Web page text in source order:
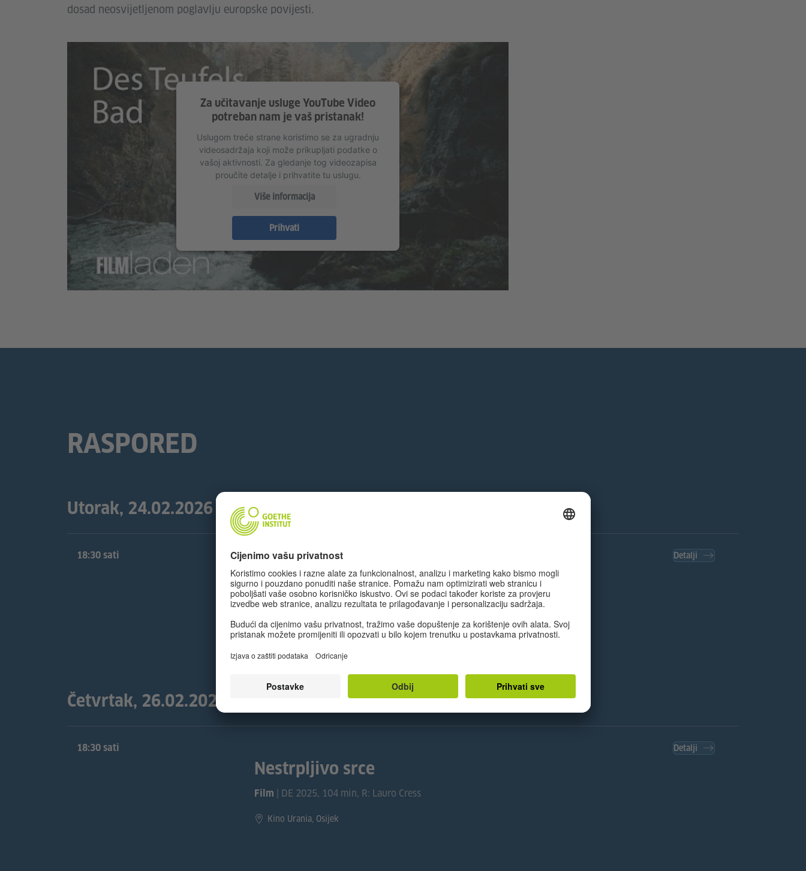
dosad neosvijetljenom poglavlju europske povijesti.
Za učitavanje usluge YouTube Video
potreban nam je vaš pristanak!
Uslugom treće strane koristimo se za ugradnju
videosadržaja koji može prikupljati podatke o
vašoj aktivnosti. Za gledanje tog videozapisa
proučite detalje i prihvatite tu uslugu.
Više informacija
Prihvati
RASPORED
Utorak, 24.02.2026
18:30 sati
Stiller
Film| CH/DE 2025, 99 min, R: Stefan Haupt
Kino Urania, Osijek
Detalji
Četvrtak, 26.02.2026
18:30 sati
Nestrpljivo srce
Film | DE 2025, 104 min, R: Lauro Cress
Kino Urania, Osijek
Detalji